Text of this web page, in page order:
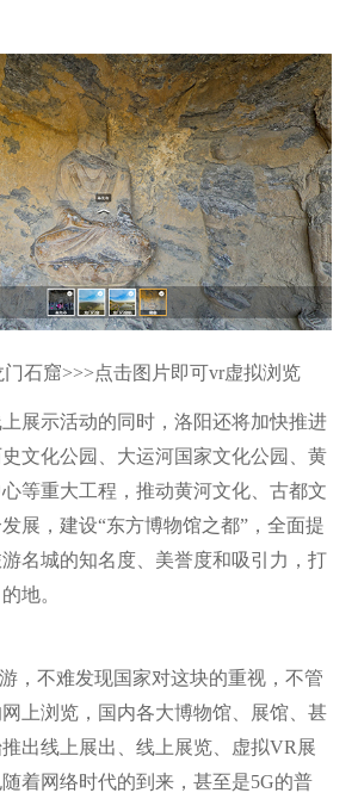
石窟>>>点击图片即可vr虚拟浏览
示活动的同时，洛阳还将加快推进
文化公园、大运河国家文化公园、黄
等重大工程，推动黄河文化、古都文
展，建设“东方博物馆之都”，全面提
名城的知名度、美誉度和吸引力，打
地。
，不难发现国家对这块的重视，不管
上浏览，国内各大博物馆、展馆、甚
出线上展出、线上展览、虚拟VR展
着网络时代的到来，甚至是5G的普